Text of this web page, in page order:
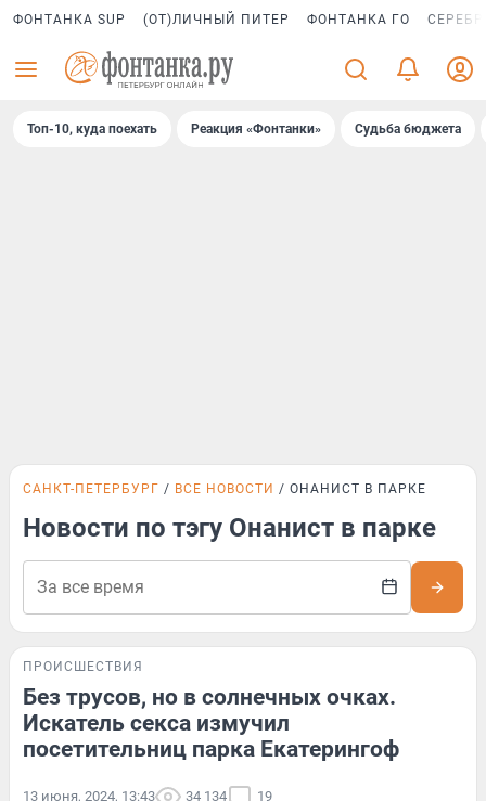
ФОНТАНКА SUP (ОТ)ЛИЧНЫЙ ПИТЕР ФОНТАНКА ГО
Топ-10, куда поехать Реакция «Фонтанки» Судьба бюджета
САНКТ-ПЕТЕРБУРГ ВСЕ НОВОСТИ ОНАНИСТ В ПАРКЕ
Новости по тэгу Онанист в парке
ПРОИСШЕСТВИЯ
Без трусов, но в солнечных очках.
Искатель секса измучил
посетительниц парка Екатерингоф
13 июня, 2024, 13:43 34 134 19